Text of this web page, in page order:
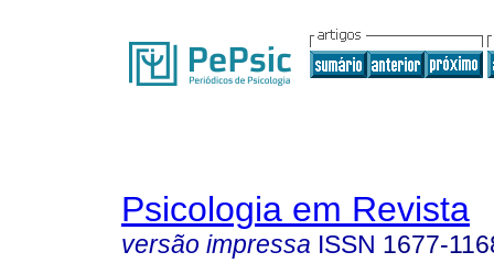
Psicologia em Revista
versão impressa ISSN 1677-